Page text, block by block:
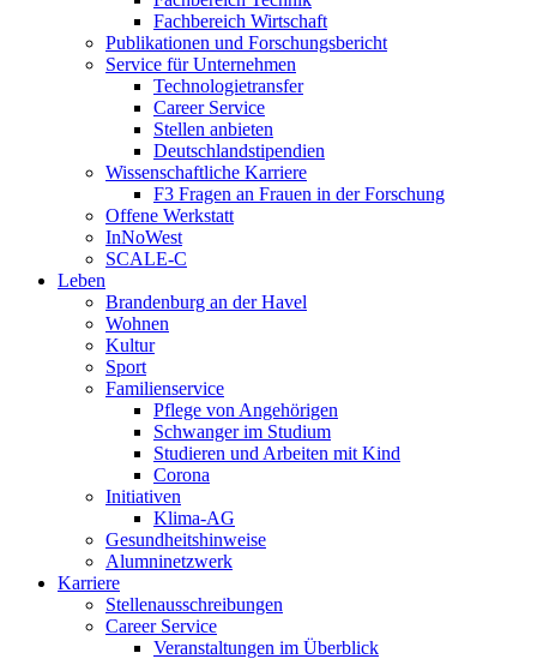
Fachbereich Wirtschaft
Publikationen und Forschungsbericht
Service für Unternehmen
Technologietransfer
Career Service
Stellen anbieten
Deutschlandstipendien
Wissenschaftliche Karriere
F3 Fragen an Frauen in der Forschung
Offene Werkstatt
InNoWest
SCALE-C
Leben
Brandenburg an der Havel
Wohnen
Kultur
Sport
Familienservice
Pflege von Angehörigen
Schwanger im Studium
Studieren und Arbeiten mit Kind
Corona
Initiativen
Klima-AG
Gesundheitshinweise
Alumninetzwerk
Karriere
Stellenausschreibungen
Career Service
Veranstaltungen im Überblick